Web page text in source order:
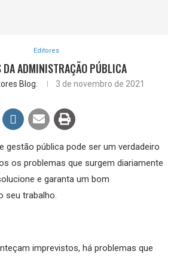
Editores
DA ADMINISTRAÇÃO PÚBLICA
Blog. 3 de novembro de 2021
gestão pública pode ser um verdadeiro
os problemas que surgem diariamente
e garanta um bom
seu trabalho.
imprevistos, há problemas que